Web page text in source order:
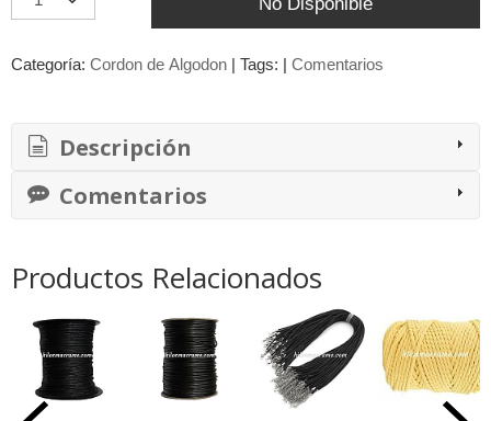
Categoría: Cordon de Algodon | Tags: | Comentarios
Descripción
Comentarios
Productos Relacionados